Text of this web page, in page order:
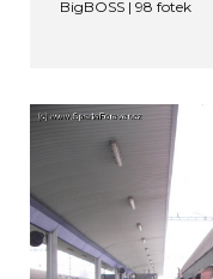
BigBOSS | 98 fotek